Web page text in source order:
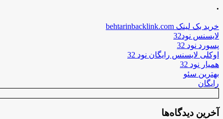
.
خرید بک لینک behtarinbacklink.com
لایسنس نود32
پسورد نود 32
اوکلی لایسنس رایگان نود 32
همیار نود 32
بهترین سئو
رایگان
آخرین دیدگاه‌ها